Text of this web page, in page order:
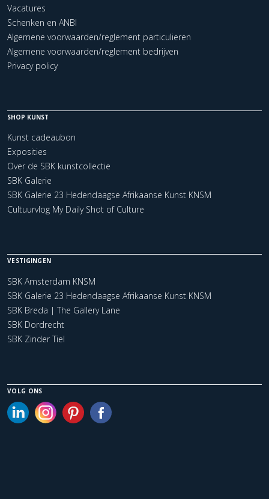
Vacatures
Schenken en ANBI
Algemene voorwaarden/reglement particulieren
Algemene voorwaarden/reglement bedrijven
Privacy policy
SHOP KUNST
Kunst cadeaubon
Exposities
Over de SBK kunstcollectie
SBK Galerie
SBK Galerie 23 Hedendaagse Afrikaanse Kunst KNSM
Cultuurvlog My Daily Shot of Culture
VESTIGINGEN
SBK Amsterdam KNSM
SBK Galerie 23 Hedendaagse Afrikaanse Kunst KNSM
SBK Breda | The Gallery Lane
SBK Dordrecht
SBK Zinder Tiel
VOLG ONS